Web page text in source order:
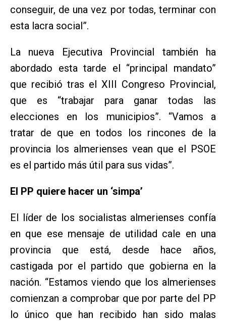
conseguir, de una vez por todas, terminar con
esta lacra social”.
La nueva Ejecutiva Provincial también ha
abordado esta tarde el “principal mandato”
que recibió tras el XIII Congreso Provincial,
que es “trabajar para ganar todas las
elecciones en los municipios”. “Vamos a
tratar de que en todos los rincones de la
provincia los almerienses vean que el PSOE
es el partido más útil para sus vidas”.
El PP quiere hacer un ‘simpa’
El líder de los socialistas almerienses confía
en que ese mensaje de utilidad cale en una
provincia que está, desde hace años,
castigada por el partido que gobierna en la
nación. “Estamos viendo que los almerienses
comienzan a comprobar que por parte del PP
lo único que han recibido han sido malas